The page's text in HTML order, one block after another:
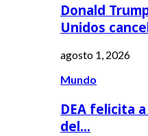
Donald
Unidos
agosto 1, 2026
Mundo
DEA felicita
del…